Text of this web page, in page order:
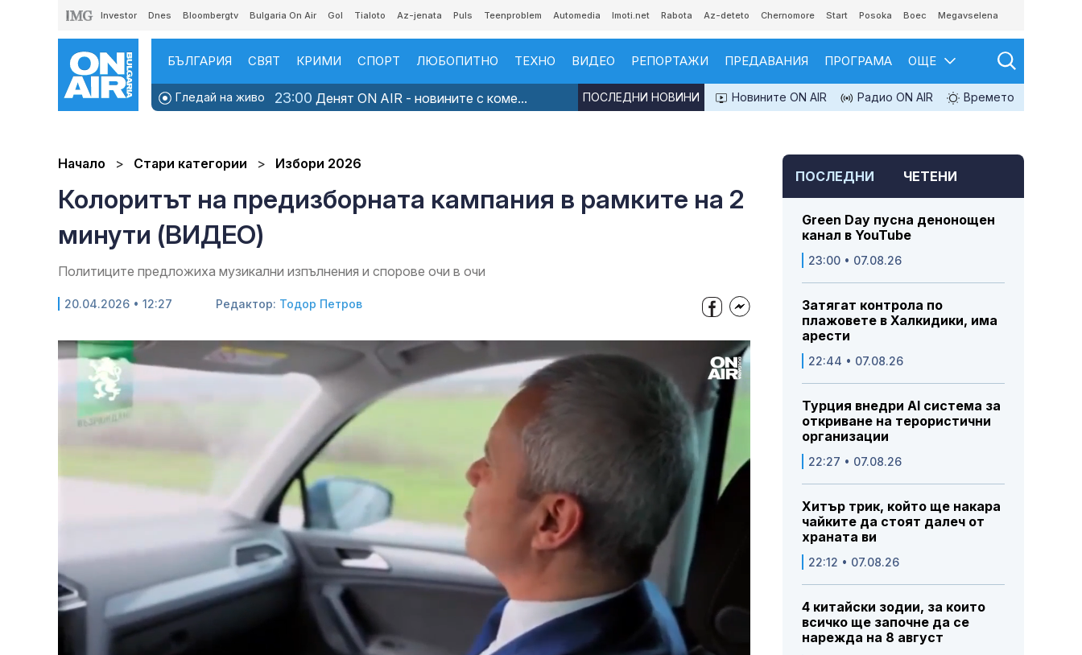
Investor Dnes Bloombergtv Bulgaria On Air Gol Tialoto Az-jenata Puls Teenproblem Automedia Imoti.net Rabota Az-deteto Chernomore Start Posoka Boec Megavselena
БЪЛГАРИЯ СВЯТ КРИМИ СПОРТ ЛЮБОПИТНО ТЕХНО ВИДЕО РЕПОРТАЖИ ПРЕДАВАНИЯ ПРОГРАМА ОЩЕ
Гледай на живо 23:00 Денят ON AIR - новините с коме... Новините ON AIR Радио ON AIR Времето
ПОСЛЕДНИ НОВИНИ
Начало Стари категории Избори 2026
Колоритът на предизборната кампания в рамките на 2
минути (ВИДЕО)
Политиците предложиха музикални изпълнения и спорове очи в очи
20.04.2026 • 12:27 Редактор: Тодор Петров
ПОСЛЕДНИ ЧЕТЕНИ
Green Day пусна денонощен
канал в YouTube
23:00 • 07.08.26
Затягат контрола по
плажовете в Халкидики, има
арести
22:44 • 07.08.26
Турция внедри AI система за
откриване на терористични
организации
22:27 • 07.08.26
Хитър трик, който ще накара
чайките да стоят далеч от
храната ви
22:12 • 07.08.26
4 китайски зодии, за които
всичко ще започне да се
нарежда на 8 август